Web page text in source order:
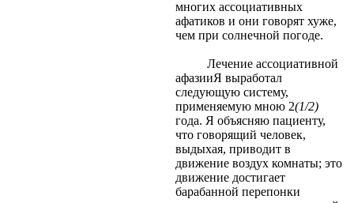
многих ассоциативных
афатиков и они говорят хуже,
чем при солнечной погоде.
Лечение ассоциативной
афазииЯ выработал
следующую систему,
применяемую мною 2(1/2)
года. Я объясняю пациенту,
что говорящий человек,
выдыхая, приводит в
движение воздух комнаты; это
движение достигает
барабанной перепонки